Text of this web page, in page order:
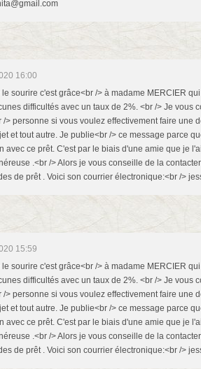
16:00
sourire c'est grâce<br /> à madame MERCIER
difficultés avec un taux de 2%. <br /> Je vous
/> personne si vous voulez effectivement faire une
et tout autre. Je publie<br /> ce message parce
avec ce prêt. C'est par le biais d'une amie que je
.<br /> Alors je vous conseille de la
de prêt . Voici son courrier électronique:<br />
15:59
sourire c'est grâce<br /> à madame MERCIER
difficultés avec un taux de 2%. <br /> Je vous
/> personne si vous voulez effectivement faire une
et tout autre. Je publie<br /> ce message parce
avec ce prêt. C'est par le biais d'une amie que je
.<br /> Alors je vous conseille de la
de prêt . Voici son courrier électronique:<br />